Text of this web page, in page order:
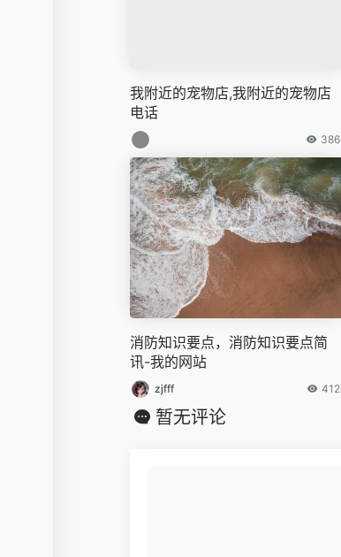
我附近的宠物店,我附近的宠物店
电话
386
消防知识要点，消防知识要点简
讯-我的网站
zjfff 412
暂无评论